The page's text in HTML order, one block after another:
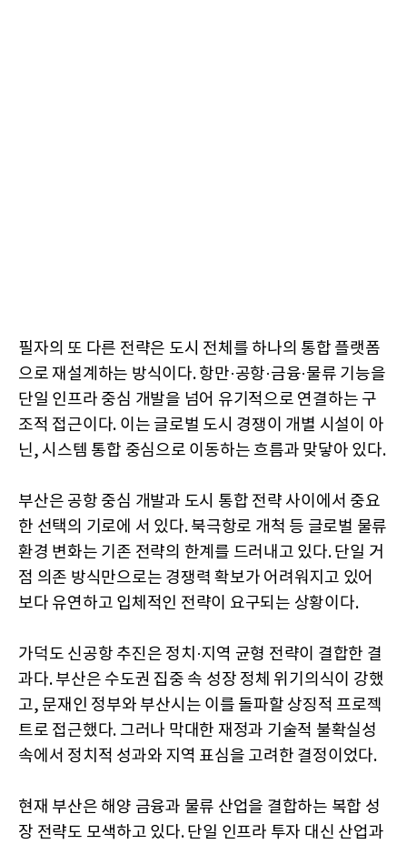
필자의 또 다른 전략은 도시 전체를 하나의 통합 플랫폼
으로 재설계하는 방식이다. 항만·공항·금융·물류 기능을
단일 인프라 중심 개발을 넘어 유기적으로 연결하는 구
조적 접근이다. 이는 글로벌 도시 경쟁이 개별 시설이 아
닌, 시스템 통합 중심으로 이동하는 흐름과 맞닿아 있다.
부산은 공항 중심 개발과 도시 통합 전략 사이에서 중요
한 선택의 기로에 서 있다. 북극항로 개척 등 글로벌 물류
환경 변화는 기존 전략의 한계를 드러내고 있다. 단일 거
점 의존 방식만으로는 경쟁력 확보가 어려워지고 있어
보다 유연하고 입체적인 전략이 요구되는 상황이다.
가덕도 신공항 추진은 정치·지역 균형 전략이 결합한 결
과다. 부산은 수도권 집중 속 성장 정체 위기의식이 강했
고, 문재인 정부와 부산시는 이를 돌파할 상징적 프로젝
트로 접근했다. 그러나 막대한 재정과 기술적 불확실성
속에서 정치적 성과와 지역 표심을 고려한 결정이었다.
현재 부산은 해양 금융과 물류 산업을 결합하는 복합 성
장 전략도 모색하고 있다. 단일 인프라 투자 대신 산업과